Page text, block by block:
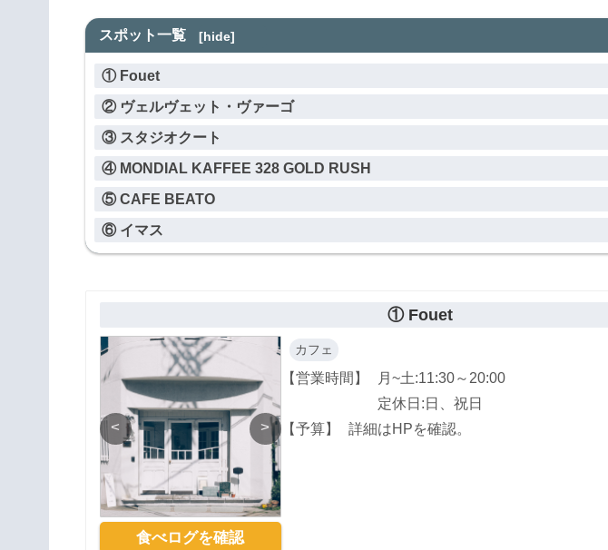
スポット一覧 [hide]
① Fouet
② ヴェルヴェット・ヴァーゴ
③ スタジオクート
④ MONDIAL KAFFEE 328 GOLD RUSH
⑤ CAFE BEATO
⑥ イマス
① Fouet
< >
食べログを確認
カフェ
【営業時間】
月~土:11:30～20:00
定休日:日、祝日
【予算】
詳細はHPを確認。